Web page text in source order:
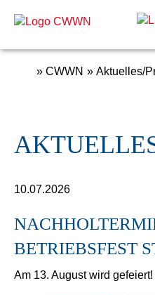
» CWWN » Aktuelles/
10.07.2026
BETRIEBSFEST
Am 13. August wird gefeiert!